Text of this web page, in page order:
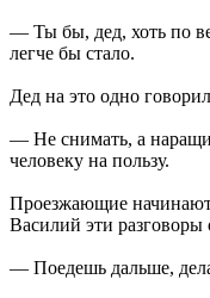
— Ты бы, дед, хоть по
легче бы стало.
Дед на это одно
— Не снимать, а
человеку на пользу.
Проезжающие начинают
Василий эти разговоры
— Поедешь дальше,